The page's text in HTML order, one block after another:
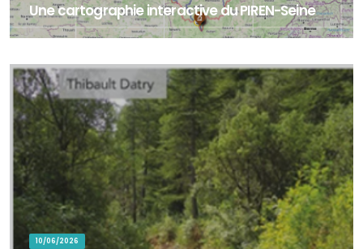
Une cartographie interactive du PIREN-Seine
La cartographie interactive du PIREN-Seine permet d'explorer les
travaux de recherc...
10/06/2026